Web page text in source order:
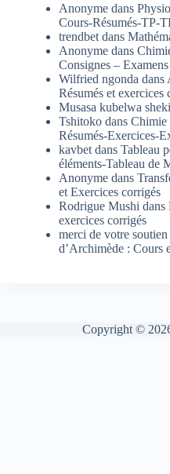
Anonyme dans
Cours-Résumés-TP-
trendbet dans
Anonyme dans
Consignes – Examens
Wilfried ngonda dans
Résumés et exercices
Musasa kubelwa
Tshitoko dans Chimie
Résumés-Exercices-
kavbet dans Tableau
éléments-Tableau de
Anonyme dans
et Exercices corrigés
Rodrigue Mushi dans
exercices corrigés
merci de votre soutien
d’Archimède : Cours
Copyright ©